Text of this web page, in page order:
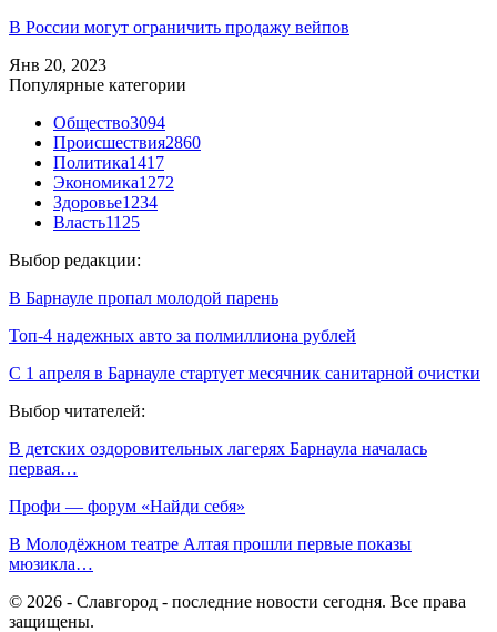
В России могут ограничить продажу вейпов
Янв 20, 2023
Популярные категории
Общество3094
Происшествия2860
Политика1417
Экономика1272
Здоровье1234
Власть1125
Выбор редакции:
В Барнауле пропал молодой парень
Топ-4 надежных авто за полмиллиона рублей
С 1 апреля в Барнауле стартует месячник санитарной очистки
Выбор читателей:
В детских оздоровительных лагерях Барнаула началась
первая…
Профи — форум «Найди себя»
В Молодёжном театре Алтая прошли первые показы
мюзикла…
© 2026 - Славгород - последние новости сегодня. Все права
защищены.